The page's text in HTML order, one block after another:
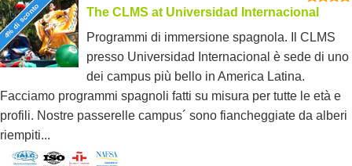
4% di sconto
The CLMS at Universidad Internacional
Programmi di immersione spagnola. Il CLMS
presso Universidad Internacional è sede di uno
dei campus più bello in America Latina.
Facciamo programmi spagnoli fatti su misura per tutte le età e
profili. Nostre passerelle campus´ sono fiancheggiate da alberi
riempiti...